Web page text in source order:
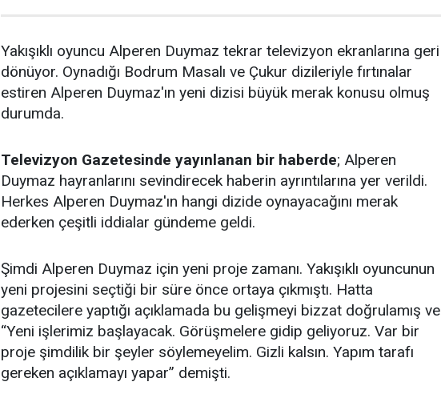
Yakışıklı oyuncu Alperen Duymaz tekrar televizyon ekranlarına geri
dönüyor. Oynadığı Bodrum Masalı ve Çukur dizileriyle fırtınalar
estiren Alperen Duymaz'ın yeni dizisi büyük merak konusu olmuş
durumda.
Televizyon Gazetesinde yayınlanan bir haberde; Alperen
Duymaz hayranlarını sevindirecek haberin ayrıntılarına yer verildi.
Herkes Alperen Duymaz'ın hangi dizide oynayacağını merak
ederken çeşitli iddialar gündeme geldi.
Şimdi Alperen Duymaz için yeni proje zamanı. Yakışıklı oyuncunun
yeni projesini seçtiği bir süre önce ortaya çıkmıştı. Hatta
gazetecilere yaptığı açıklamada bu gelişmeyi bizzat doğrulamış ve
“Yeni işlerimiz başlayacak. Görüşmelere gidip geliyoruz. Var bir
proje şimdilik bir şeyler söylemeyelim. Gizli kalsın. Yapım tarafı
gereken açıklamayı yapar” demişti.